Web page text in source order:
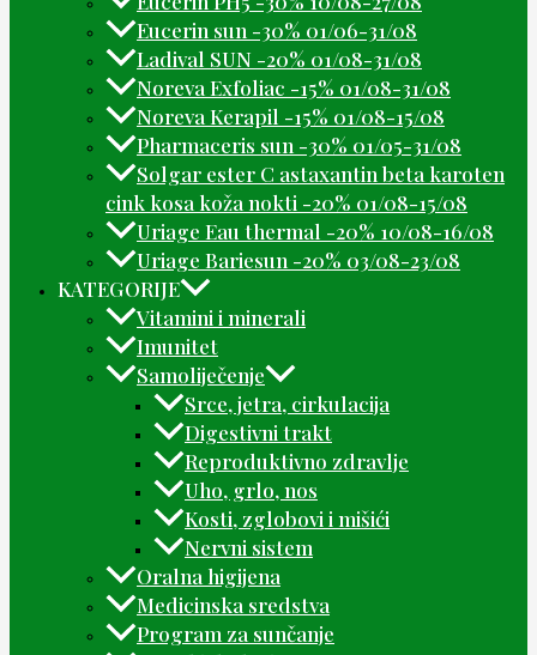
Eucerin sun -30% 01/06-31/08
Ladival SUN -20% 01/08-31/08
Noreva Exfoliac -15% 01/08-31/08
Noreva Kerapil -15% 01/08-15/08
Pharmaceris sun -30% 01/05-31/08
Solgar ester C astaxantin beta karoten
cink kosa koža nokti -20% 01/08-15/08
Uriage Eau thermal -20% 10/08-16/08
Uriage Bariesun -20% 03/08-23/08
KATEGORIJE
Vitamini i minerali
Imunitet
Samoliječenje
Srce, jetra, cirkulacija
Digestivni trakt
Reproduktivno zdravlje
Uho, grlo, nos
Kosti, zglobovi i mišići
Nervni sistem
Oralna higijena
Medicinska sredstva
Program za sunčanje